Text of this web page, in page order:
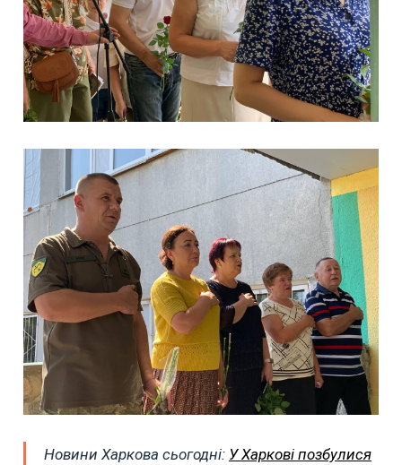
Новини Харкова сьогодні: У Харкові позбулися